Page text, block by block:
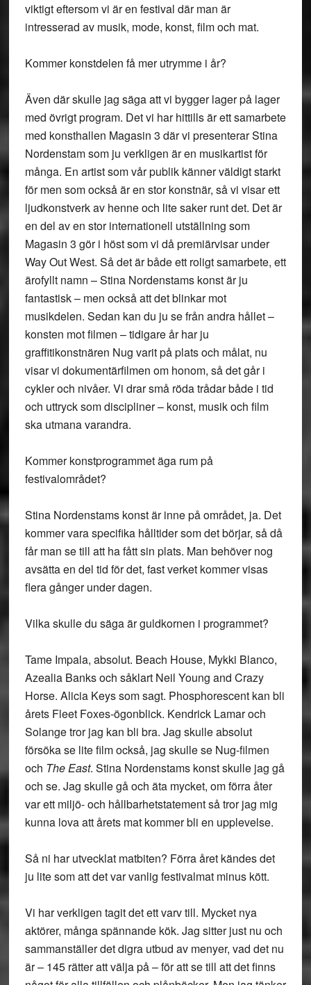
viktigt eftersom vi är en festival där man är
intresserad av musik, mode, konst, film och mat.
Kommer konstdelen få mer utrymme i år?
Även där skulle jag säga att vi bygger lager på lager
med övrigt program. Det vi har hittills är ett samarbete
med konsthallen Magasin 3 där vi presenterar Stina
Nordenstam som ju verkligen är en musikartist för
många. En artist som vår publik känner väldigt starkt
för men som också är en stor konstnär, så vi visar ett
ljudkonstverk av henne och lite saker runt det. Det är
en del av en stor internationell utställning som
Magasin 3 gör i höst som vi då premiärvisar under
Way Out West. Så det är både ett roligt samarbete, ett
ärofyllt namn – Stina Nordenstams konst är ju
fantastisk – men också att det blinkar mot
musikdelen. Sedan kan du ju se från andra hållet –
konsten mot filmen – tidigare år har ju
graffitikonstnären Nug varit på plats och målat, nu
visar vi dokumentärfilmen om honom, så det går i
cykler och nivåer. Vi drar små röda trådar både i tid
och uttryck som discipliner – konst, musik och film
ska utmana varandra.
Kommer konstprogrammet äga rum på
festivalområdet?
Stina Nordenstams konst är inne på området, ja. Det
kommer vara specifika hålltider som det börjar, så då
får man se till att ha fått sin plats. Man behöver nog
avsätta en del tid för det, fast verket kommer visas
flera gånger under dagen.
Vilka skulle du säga är guldkornen i programmet?
Tame Impala, absolut. Beach House, Mykki Blanco,
Azealia Banks och såklart Neil Young and Crazy
Horse. Alicia Keys som sagt. Phosphorescent kan bli
årets Fleet Foxes-ögonblick. Kendrick Lamar och
Solange tror jag kan bli bra. Jag skulle absolut
försöka se lite film också, jag skulle se Nug-filmen
och The East. Stina Nordenstams konst skulle jag gå
och se. Jag skulle gå och äta mycket, om förra åter
var ett miljö- och hållbarhetstatement så tror jag mig
kunna lova att årets mat kommer bli en upplevelse.
Så ni har utvecklat matbiten? Förra året kändes det
ju lite som att det var vanlig festivalmat minus kött.
Vi har verkligen tagit det ett varv till. Mycket nya
aktörer, många spännande kök. Jag sitter just nu och
sammanställer det digra utbud av menyer, vad det nu
är – 145 rätter att välja på – för att se till att det finns